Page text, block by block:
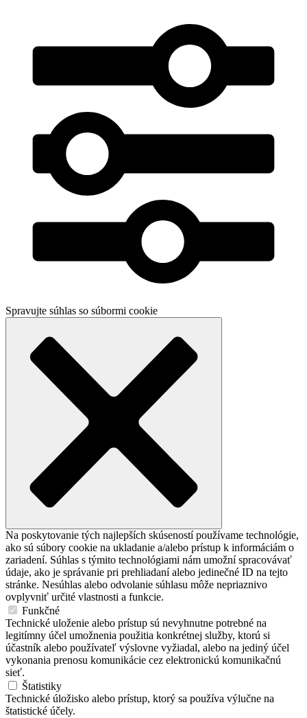
Spravujte súhlas so súbormi cookie
Na poskytovanie tých najlepších skúseností používame technológie,
ako sú súbory cookie na ukladanie a/alebo prístup k informáciám o
zariadení. Súhlas s týmito technológiami nám umožní spracovávať
údaje, ako je správanie pri prehliadaní alebo jedinečné ID na tejto
stránke. Nesúhlas alebo odvolanie súhlasu môže nepriaznivo
ovplyvniť určité vlastnosti a funkcie.
Funkčné
Technické uloženie alebo prístup sú nevyhnutne potrebné na
legitímny účel umožnenia použitia konkrétnej služby, ktorú si
účastník alebo používateľ výslovne vyžiadal, alebo na jediný účel
vykonania prenosu komunikácie cez elektronickú komunikačnú
sieť.
Štatistiky
Technické úložisko alebo prístup, ktorý sa používa výlučne na
štatistické účely.